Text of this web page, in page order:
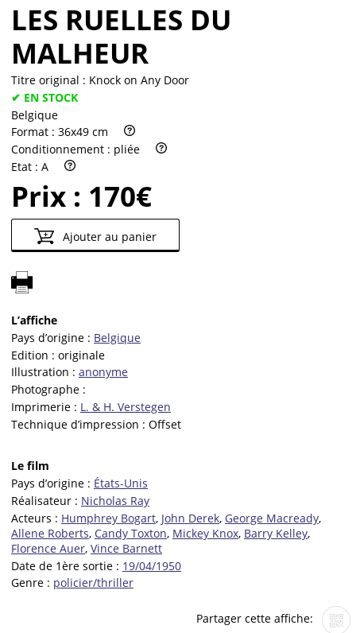
LES RUELLES DU
MALHEUR
Titre original : Knock on Any Door
✔ EN STOCK
Belgique
Format : 36x49 cm
Conditionnement : pliée
Etat : A
Prix : 170€
Ajouter au panier
L’affiche
Pays d’origine : Belgique
Edition : originale
Illustration : anonyme
Photographe :
Imprimerie : L. & H. Verstegen
Technique d’impression : Offset
Le film
Pays d’origine : États-Unis
Réalisateur : Nicholas Ray
Acteurs : Humphrey Bogart, John Derek, George Macready,
Allene Roberts, Candy Toxton, Mickey Knox, Barry Kelley,
Florence Auer, Vince Barnett
Date de 1ère sortie : 19/04/1950
Genre : policier/thriller
Partager cette affiche: